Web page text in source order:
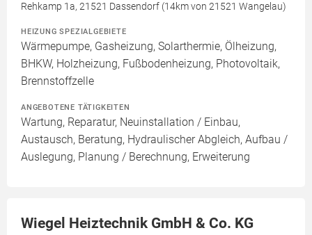
Rehkamp 1a, 21521 Dassendorf (14km von 21521 Wangelau)
HEIZUNG SPEZIALGEBIETE
Wärmepumpe, Gasheizung, Solarthermie, Ölheizung,
BHKW, Holzheizung, Fußbodenheizung, Photovoltaik,
Brennstoffzelle
ANGEBOTENE TÄTIGKEITEN
Wartung, Reparatur, Neuinstallation / Einbau,
Austausch, Beratung, Hydraulischer Abgleich, Aufbau /
Auslegung, Planung / Berechnung, Erweiterung
Wiegel Heiztechnik GmbH & Co. KG